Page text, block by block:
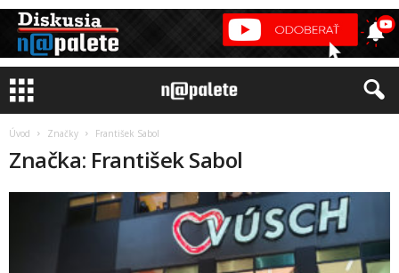
Úvod Značky František Sabol
Značka: František Sabol